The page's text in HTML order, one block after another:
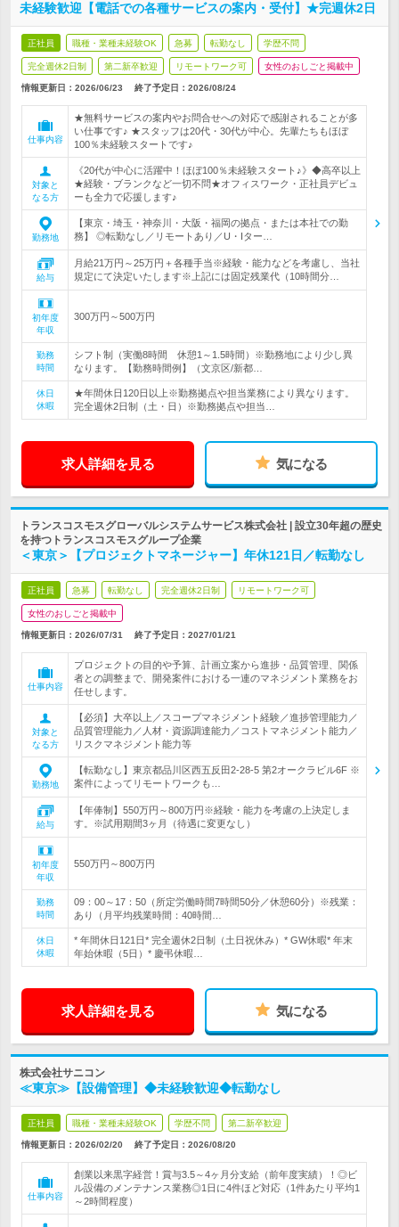
未経験歓迎【電話での各種サービスの案内・受付】★完週休2日
正社員 職種・業種未経験OK 急募 転勤なし 学歴不問
完全週休2日制 第二新卒歓迎 リモートワーク可 女性のおしごと掲載中
情報更新日：2026/06/23 終了予定日： 2026/08/24
仕事内容
★無料サービスの案内やお問合せへの対応で感謝されることが多
い仕事です♪ ★スタッフは20代・30代が中心。先輩たちもほぼ
100％未経験スタートです♪
対象と
なる方
《20代が中心に活躍中！ほぼ100％未経験スタート♪》◆高卒以上
★経験・ブランクなど一切不問★オフィスワーク・正社員デビュ
ーも全力で応援します♪
勤務地
【東京・埼玉・神奈川・大阪・福岡の拠点・または本社での勤
務】 ◎転勤なし／リモートあり／U・Iター…
給与
月給21万円～25万円＋各種手当※経験・能力などを考慮し、当社
規定にて決定いたします※上記には固定残業代（10時間分…
初年度
年収
300万円～500万円
勤務
時間
シフト制（実働8時間 休憩1～1.5時間）※勤務地により少し異
なります。【勤務時間例】（文京区/新都…
休日
休暇
★年間休日120日以上※勤務拠点や担当業務により異なります。
完全週休2日制（土・日）※勤務拠点や担当…
求人詳細を見る 気になる
トランスコスモスグローバルシステムサービス株式会社 | 設立30年超の歴史
を持つトランスコスモスグループ企業
＜東京＞【プロジェクトマネージャー】年休121日／転勤なし
正社員 急募 転勤なし 完全週休2日制 リモートワーク可
女性のおしごと掲載中
情報更新日：2026/07/31 終了予定日： 2027/01/21
仕事内容
プロジェクトの目的や予算、計画立案から進捗・品質管理、関係
者との調整まで、開発案件における一連のマネジメント業務をお
任せします。
対象と
なる方
【必須】大卒以上／スコープマネジメント経験／進捗管理能力／
品質管理能力／人材・資源調達能力／コストマネジメント能力／
リスクマネジメント能力等
勤務地
【転勤なし】東京都品川区西五反田2-28-5 第2オークラビル6F ※
案件によってリモートワークも…
給与
【年俸制】550万円～800万円※経験・能力を考慮の上決定しま
す。※試用期間3ヶ月（待遇に変更なし）
初年度
年収
550万円～800万円
勤務
時間
09：00～17：50（所定労働時間7時間50分／休憩60分）※残業：
あり（月平均残業時間：40時間…
休日
休暇
* 年間休日121日* 完全週休2日制（土日祝休み）* GW休暇* 年末
年始休暇（5日）* 慶弔休暇…
求人詳細を見る 気になる
株式会社サニコン
≪東京≫【設備管理】◆未経験歓迎◆転勤なし
正社員 職種・業種未経験OK 学歴不問 第二新卒歓迎
情報更新日：2026/02/20 終了予定日： 2026/08/20
仕事内容
創業以来黒字経営！賞与3.5～4ヶ月分支給（前年度実績）！◎ビ
ル設備のメンテナンス業務◎1日に4件ほど対応（1件あたり平均1
～2時間程度）